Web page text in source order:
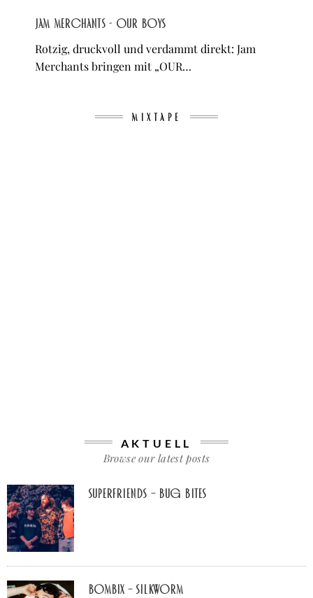
Jam Merchants - OUR BOYS
Rotzig, druckvoll und verdammt direkt: Jam
Merchants bringen mit „OUR…
MIXTAPE
AKTUELL
Browse our latest posts
Superfriends – Bug Bites
Bombix – Silkworm